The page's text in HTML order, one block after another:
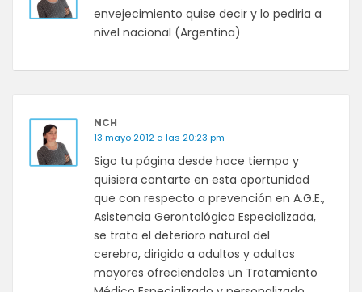
envejecimiento quise decir y lo pediria a
nivel nacional (Argentina)
NCH
13 mayo 2012 a las 20:23 pm
Sigo tu página desde hace tiempo y
quisiera contarte en esta oportunidad
que con respecto a prevención en A.G.E.,
Asistencia Gerontológica Especializada,
se trata el deterioro natural del
cerebro, dirigido a adultos y adultos
mayores ofreciendoles un Tratamiento